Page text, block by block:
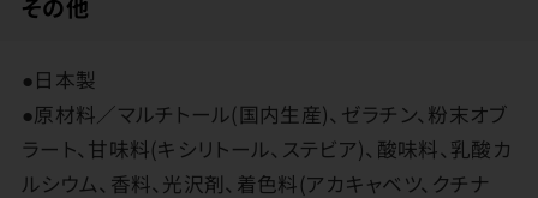
●日本製
●原材料／マルチトール(国内生産)、ゼラチン、粉末オブ
ラート、甘味料(キシリトール、ステビア)、酸味料、乳酸カ
ルシウム、香料、光沢剤、着色料(アカキャベツ、クチナ